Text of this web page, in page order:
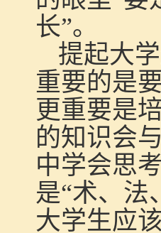
长”。
提起大
重要的是
更重要是
的知识会
中学会思
是“术、
大学生应